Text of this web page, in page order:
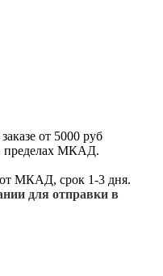
от 5000 руб
пределах МКАД.
МКАД, срок 1-3 дня.
для отправки в